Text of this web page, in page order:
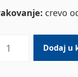
crevo
Tank
Dodaj u